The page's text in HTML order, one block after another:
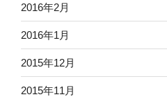
2016年2月
2016年1月
2015年12月
2015年11月